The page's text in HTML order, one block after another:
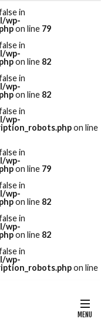
in
wp-
on line 79
in
wp-
on line 82
in
wp-
on line 82
in
wp-
on line
in
wp-
on line 79
in
wp-
on line 82
in
wp-
on line 82
in
wp-
on line